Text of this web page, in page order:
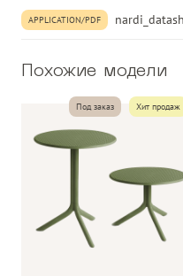
APPLICATION/PDF
Похожие модели
Под заказ Хит продаж